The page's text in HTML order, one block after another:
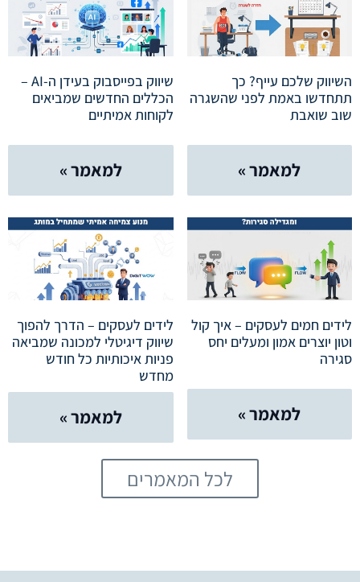
השיווק שלכם עייף? כך
תתחדשו באמת לפני שהשגרה
שוב שואבת
למאמר »
שיווק בפייסבוק בעידן ה-AI –
הכללים החדשים שמביאים
לקוחות אמיתיים
למאמר »
לידים חמים לעסקים – איך קול
וטון יוצרים אמון ומעלים יחס
סגירה
למאמר »
לידים לעסקים – הדרך להפוך
שיווק דיגיטלי למכונה שמביאה
פניות איכותיות כל חודש
מחדש
למאמר »
לכל המאמרים